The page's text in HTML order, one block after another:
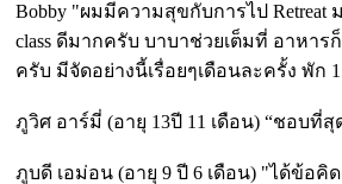
Bobby "ผมมีความสุขกับการไป Retreat
class ดีมากครับ บาบาช่วยเต็มที่ อาหา
ครับ มีจัดอย่างนี้เรื่อยๆเดือนละครั้ง พั
ภูวิศ อาร์มี่ (อายุ 13ปี 11 เดือน) “ชอบ
ภูบดี เอม่อน (อายุ 9 ปี 6 เดือน) "ได้ข้อ